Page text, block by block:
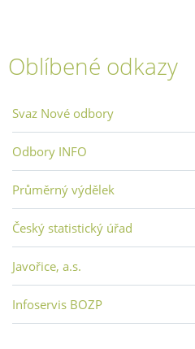
Oblíbené odkazy
Svaz Nové odbory
Odbory INFO
Průměrný výdělek
Český statistický úřad
Javořice, a.s.
Infoservis BOZP